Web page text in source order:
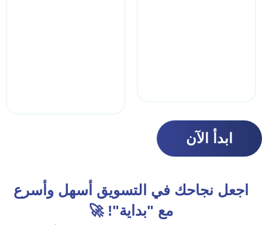
ابدأ الآن
اجعل نجاحك في التسويق أسهل وأسرع
مع "بداية"! 🚀